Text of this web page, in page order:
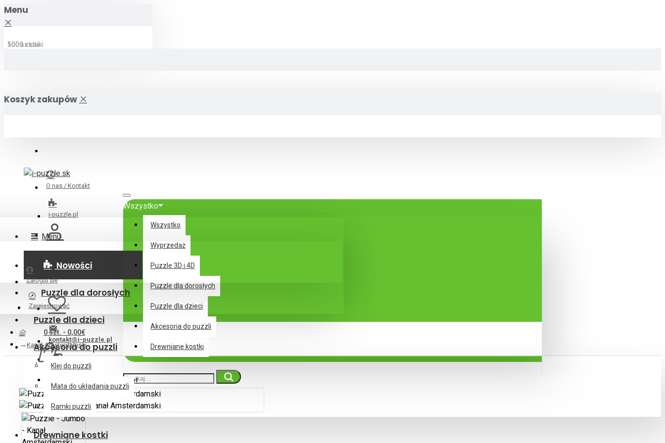
Menu
Koszyk zakupów
O nas / Kontakt
i-puzzle.pl
kontakt@i-puzzle.pl
Wszystko
Wszystko
Wyprzedaż
Puzzle 3D i 4D
Puzzle dla dorosłych
Puzzle dla dzieci
Akcesoria do puzzli
Drewniane kostki
0 szt. - 0,00€
Twój koszyk jest pusty!
Menu
Nowości
Puzzle dla dorosłych
Puzzle dla dzieci
Akcesoria do puzzli
Klej do puzzli
Mata do układania puzzli
Ramki puzzli
Drewniane kostki
Zaloguj się
Zarejestrować
Kanał Amsterdamski
500 sztuki
500 sztuki
500 sztuki
1000 sztuki
1000 sztuki
1000 sztuki